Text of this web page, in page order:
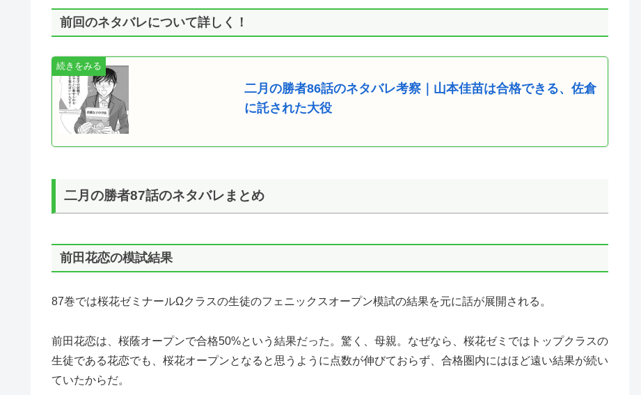
前回のネタバレについて詳しく！
二月の勝者86話のネタバレ考察｜山本佳苗は合格できる、佐倉
に託された大役
二月の勝者87話のネタバレまとめ
前田花恋の模試結果
87巻では桜花ゼミナールΩクラスの生徒のフェニックスオープン模試の結果を元に話が展開される。
前田花恋は、桜蔭オープンで合格50%という結果だった。驚く、母親。なぜなら、桜花ゼミではトップクラスの
生徒である花恋でも、桜花オープンとなると思うように点数が伸びておらず、合格圏内にはほど遠い結果が続い
ていたからだ。